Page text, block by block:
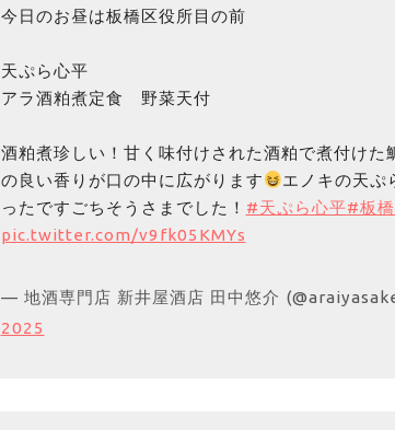
今日のお昼は板橋区役所目の前
天ぷら心平
アラ酒粕煮定食 野菜天付
酒粕煮珍しい！甘く味付けされた酒粕で煮付けた
の良い香りが口の中に広がります
エノキの天ぷ
ったですごちそうさまでした！ #天ぷら心平#板
pic.twitter.com/v9fk05KMYs
— 地酒専門店 新井屋酒店 田中悠介
2025